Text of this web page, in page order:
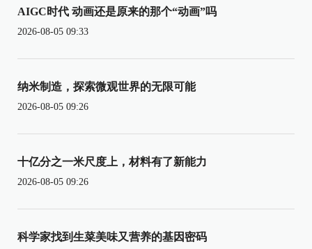
AIGC时代 动画还是原来的那个“动画”吗
2026-08-05 09:33
纳米制造，探索微观世界的无限可能
2026-08-05 09:26
十亿分之一米尺度上，材料有了新能力
2026-08-05 09:26
科学家找到生菜美味又营养的基因密码